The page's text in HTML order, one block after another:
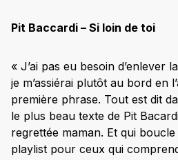
Pit Baccardi – Si loin de toi
« J’ai pas eu besoin d’enlever
je m’assiérai plutôt au bord en
première phrase. Tout est dit
le plus beau texte de Pit
regrettée maman. Et qui
playlist pour ceux qui